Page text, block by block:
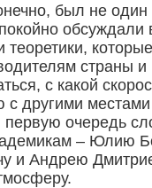
был не один
обсуждали
страны и
с какой
с другими
очередь
– Юлию
и Андрею